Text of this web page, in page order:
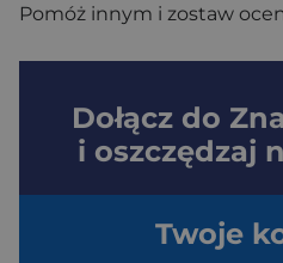
Pomóż innym i zostaw
Dołącz do
i oszczędzaj
Twoje